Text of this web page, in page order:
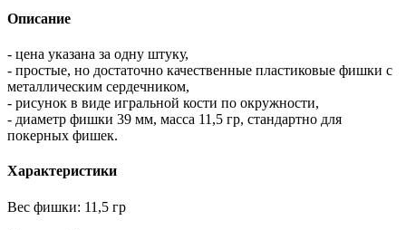
Описание
- цена указана за одну штуку,
- простые, но достаточно качественные пластиковые фишки с
металлическим сердечником,
- рисунок в виде игральной кости по окружности,
- диаметр фишки 39 мм, масса 11,5 гр, стандартно для
покерных фишек.
Характеристики
Вес фишки: 11,5 гр